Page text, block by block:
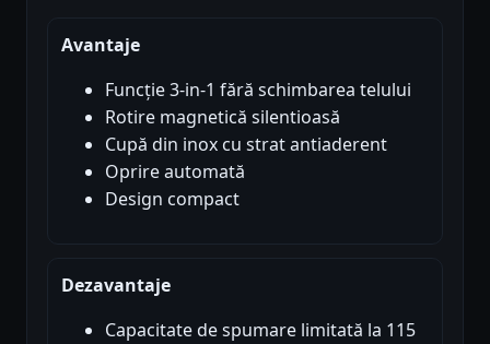
Avantaje
Funcție 3-in-1 fără schimbarea telului
Rotire magnetică silentioasă
Cupă din inox cu strat antiaderent
Oprire automată
Design compact
Dezavantaje
Capacitate de spumare limitată la 115